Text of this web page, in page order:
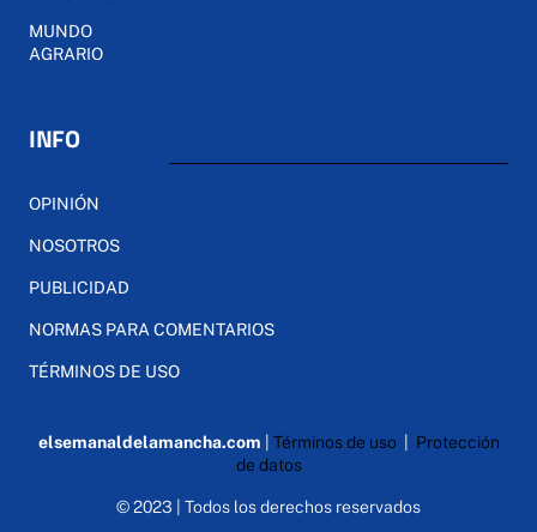
MUNDO
AGRARIO
INFO
OPINIÓN
NOSOTROS
PUBLICIDAD
NORMAS PARA COMENTARIOS
TÉRMINOS DE USO
elsemanaldelamancha.com Términos de uso| Protección
de datos
© 2023 | Todos los derechos reservados